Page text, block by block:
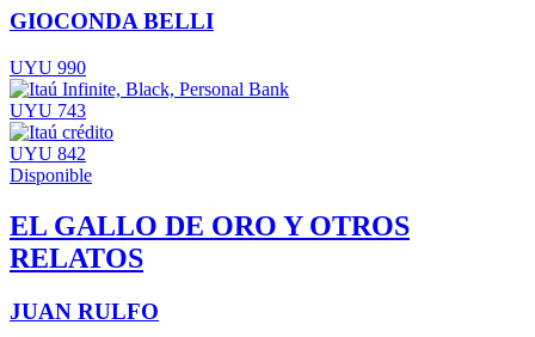
GIOCONDA BELLI
UYU 990
UYU 743
UYU 842
Disponible
EL GALLO DE ORO Y OTROS
RELATOS
JUAN RULFO